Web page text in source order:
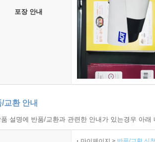
포장 안내
/교환 안내
설명에 반품/교환과 관련한 안내가 있는경우 아